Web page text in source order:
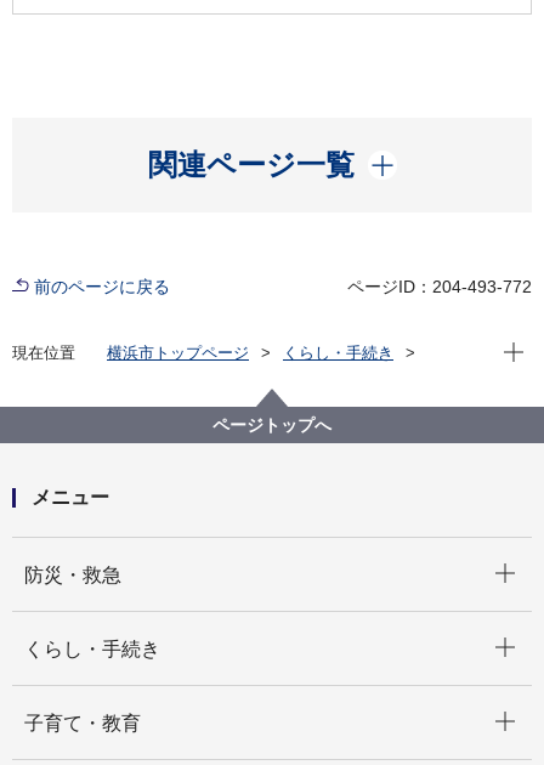
関連ページ一覧
開く
前のページに戻る ページID：204-493-772
現在位置 横浜市トップページ
くらし・手続き
横浜市都市美対策審議会
横浜市都市美対策審議会 政策検討部会の議事録
第33回横浜市都市美対策審議会政策検討部会議事録
現在
ページトップへ
メニュー
防災・救急
くらし・手続き
子育て・教育